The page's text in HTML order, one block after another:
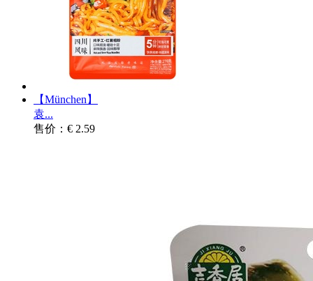
【München】
袁...
售价：€ 2.59